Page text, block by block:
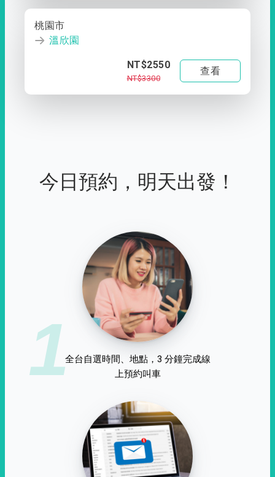
桃園市
溫欣園
NT$2550
NT$3300
查看
今日預約，明天出發！
1全台自選時間、地點，3 分鐘完成線
上預約叫車